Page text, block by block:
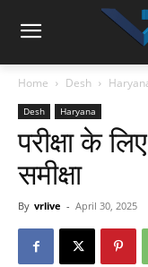
Home Desh
Desh Haryana
परीक्षा के
समीक्षा
By vrlive - April 30, 2025